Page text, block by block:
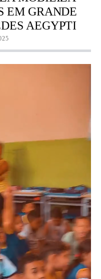
EM GRANDE
AEGYPTI